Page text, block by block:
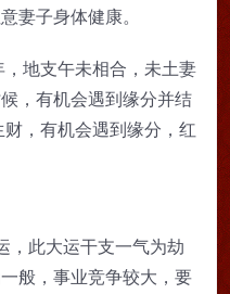
妻子身体健康。
地支午未相合，未土妻
，有机会遇到缘分并结
，有机会遇到缘分，红
，此大运干支一气为劫
般，事业竞争较大，要